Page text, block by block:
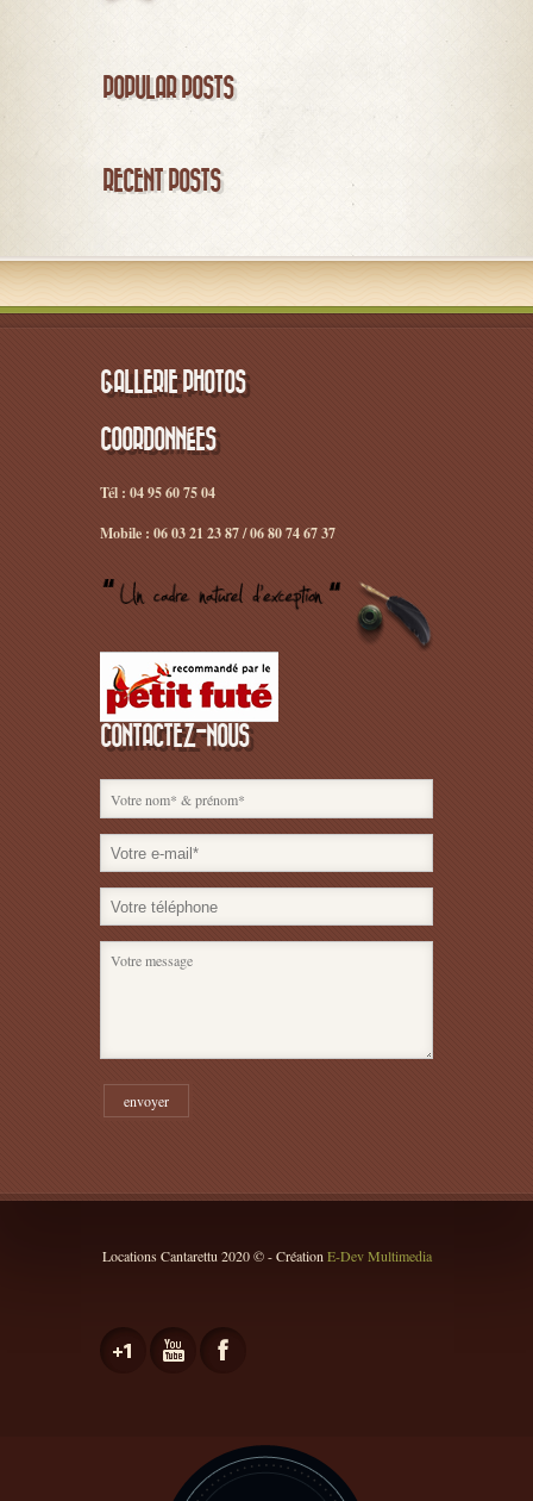
POPULAR POSTS
RECENT POSTS
GALLERIE PHOTOS
COORDONNÉES
Tél : 04 95 60 75 04
Mobile : 06 03 21 23 87 / 06 80 74 67 37
CONTACTEZ-NOUS
Locations Cantarettu 2020 © - CréationE-Dev Multimedia